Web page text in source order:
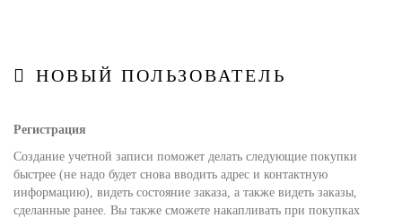
НОВЫЙ ПОЛЬЗОВАТЕЛЬ
Регистрация
Создание учетной записи поможет делать следующие покупки
быстрее (не надо будет снова вводить адрес и контактную
информацию), видеть состояние заказа, а также видеть заказы,
сделанные ранее. Вы также сможете накапливать при покупках